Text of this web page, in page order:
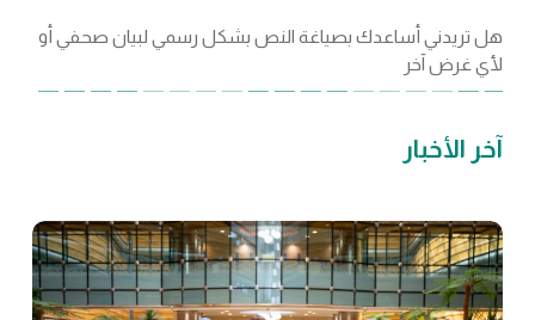
هل تريدني أساعدك بصياغة النص بشكل رسمي لبيان صحفي أو
لأي غرض آخر
آخر الأخبار